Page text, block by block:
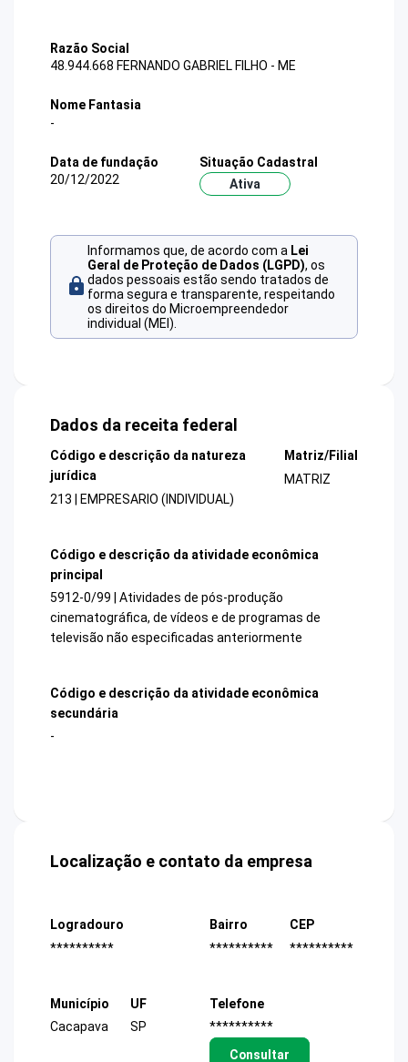
Razão Social
48.944.668 FERNANDO GABRIEL FILHO - ME
Nome Fantasia
-
Data de fundação
20/12/2022
Situação Cadastral
Ativa
Informamos que, de acordo com a Lei
Geral de Proteção de Dados (LGPD), os
dados pessoais estão sendo tratados de
forma segura e transparente, respeitando
os direitos do Microempreendedor
individual (MEI).
Dados da receita federal
Código e descrição da natureza
jurídica
213 | EMPRESARIO (INDIVIDUAL)
Matriz/Filial
MATRIZ
Código e descrição da atividade econômica
principal
5912-0/99 | Atividades de pós-produção
cinematográfica, de vídeos e de programas de
televisão não especificadas anteriormente
Código e descrição da atividade econômica
secundária
-
Localização e contato da empresa
Logradouro
**********
Bairro
**********
CEP
**********
Município
Cacapava
UF
SP
Telefone
**********
Consultar